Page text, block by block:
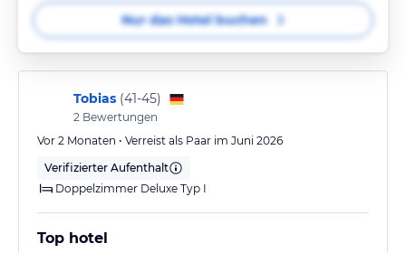
Nur das Hotel buchen
Tobias (41-45)
2 Bewertungen
Vor 2 Monaten • Verreist als Paar im Juni 2026
Verifizierter Aufenthalt
Doppelzimmer Deluxe Typ I
Top hotel